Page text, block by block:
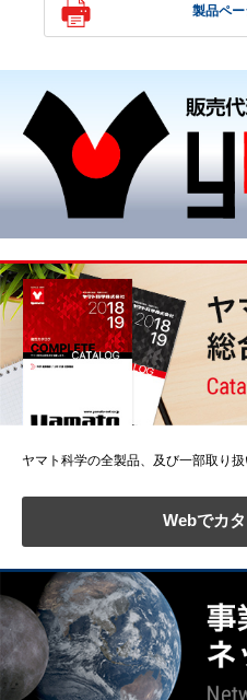
製品ペー
ヤマト科学の全製品、及び一部取り
Webでカ